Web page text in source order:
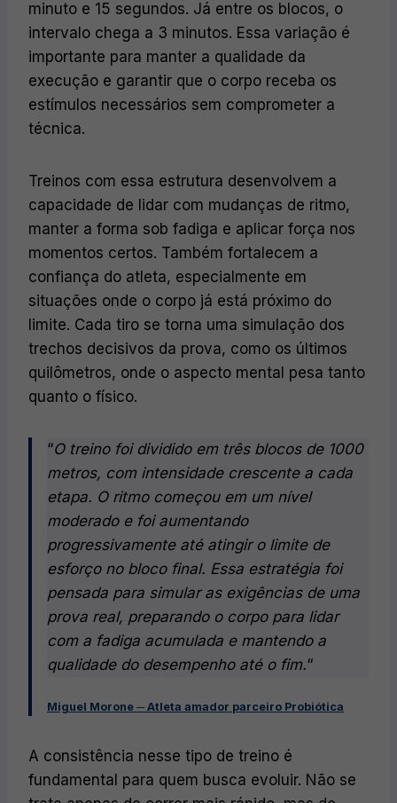
minuto e 15 segundos. Já entre os blocos, o
intervalo chega a 3 minutos. Essa variação é
importante para manter a qualidade da
execução e garantir que o corpo receba os
estímulos necessários sem comprometer a
técnica.
Treinos com essa estrutura desenvolvem a
capacidade de lidar com mudanças de ritmo,
manter a forma sob fadiga e aplicar força nos
momentos certos. Também fortalecem a
confiança do atleta, especialmente em
situações onde o corpo já está próximo do
limite. Cada tiro se torna uma simulação dos
trechos decisivos da prova, como os últimos
quilômetros, onde o aspecto mental pesa tanto
quanto o físico.
“O treino foi dividido em três blocos de 1000
metros, com intensidade crescente a cada
etapa. O ritmo começou em um nível
moderado e foi aumentando
progressivamente até atingir o limite de
esforço no bloco final. Essa estratégia foi
pensada para simular as exigências de uma
prova real, preparando o corpo para lidar
com a fadiga acumulada e mantendo a
qualidade do desempenho até o fim.“
Miguel Morone ─ Atleta amador parceiro Probiótica
A consistência nesse tipo de treino é
fundamental para quem busca evoluir. Não se